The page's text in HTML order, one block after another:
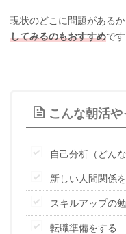
現状のどこに問題があるか
してみるのもおすすめです
こんな朝活や
自己分析（どん
新しい人間関係
スキルアップの
転職準備をする